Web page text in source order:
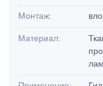
Монтаж:
Материал: